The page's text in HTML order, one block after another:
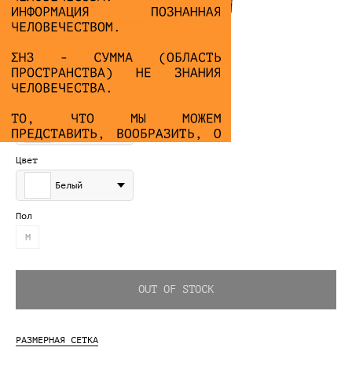
25 000 ₽
S
Цвет
Белый
Пол
М
OUT OF STOCK
РАЗМЕРНАЯ СЕТКА